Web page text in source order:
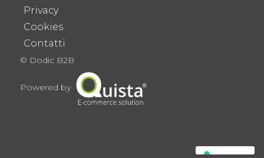
Privacy
Cookies
Contatti
© Dodic B2B
Powered by